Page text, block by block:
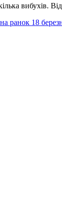
вибухів.
ранок 18